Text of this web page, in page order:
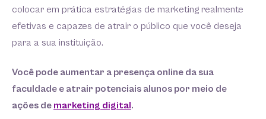
colocar em prática estratégias de marketing realmente
efetivas e capazes de atrair o público que você deseja
para a sua instituição.
Você pode aumentar a presença online da sua
faculdade e atrair potenciais alunos por meio de
ações de marketing digital.